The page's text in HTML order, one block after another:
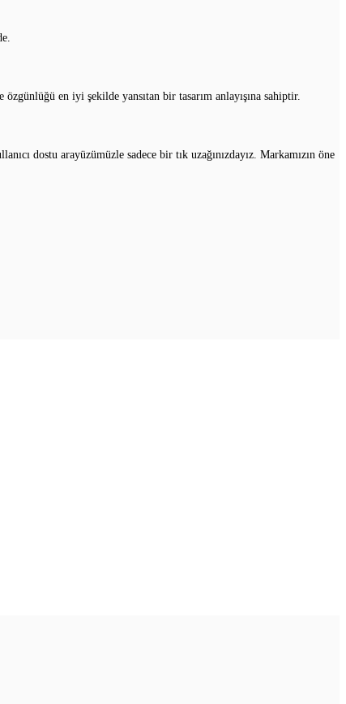
en iyi şekilde yansıtan bir tasarım anlayışına sahiptir.
dostu arayüzümüzle sadece bir tık uzağınızdayız. Markamızın öne